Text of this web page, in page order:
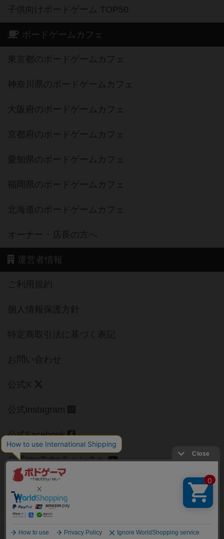
子供向けボードゲーム TOP50
ボードゲームカフェ
東京都のボードゲームカフェ
神奈川県のボードゲームカフェ
大阪府のボードゲームカフェ
京都府のボードゲームカフェ
愛知県のボードゲームカフェ
福岡県のボードゲームカフェ
北海道のボードゲームカフェ
オーナー・店長の方へ
運営者情報
ご利用規約
個人情報保護方針
特定商取引法に基づく表記
お問い合わせ
公式X
公式instagram
公式Facebook
公式YouTubeチャンネル